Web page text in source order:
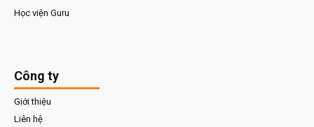
Học viện Guru
Công ty
Giới thiệu
Liên hệ